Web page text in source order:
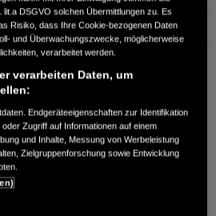
SUV
lit.a DSGVO solchen Übermittlungen zu. Es
Risiko, dass Ihre Cookie-bezogenen Daten
und Überwachungszwecke, möglicherweise
verarbeitet werden.
verarbeiten Daten, um
Endgeräteeigenschaften zur Identifikation
Zugriff auf Informationen auf einem
und Inhalte, Messung von Werbeleistung
Zielgruppenforschung sowie Entwicklung